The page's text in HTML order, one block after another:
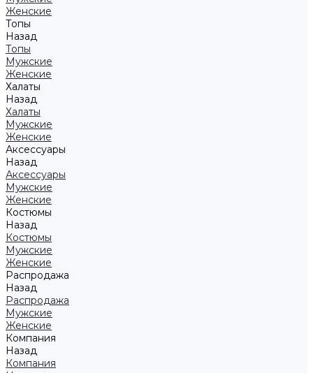
Женские
Топы
Назад
Топы
Мужские
Женские
Халаты
Назад
Халаты
Мужские
Женские
Аксессуары
Назад
Аксессуары
Мужские
Женские
Костюмы
Назад
Костюмы
Мужские
Женские
Распродажа
Назад
Распродажа
Мужские
Женские
Компания
Назад
Компания